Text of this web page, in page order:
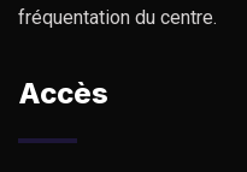
fréquentation du centre.
Accès